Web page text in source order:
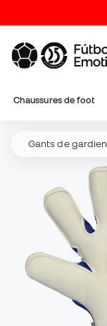
Chaussures de foot
Gants de gardien